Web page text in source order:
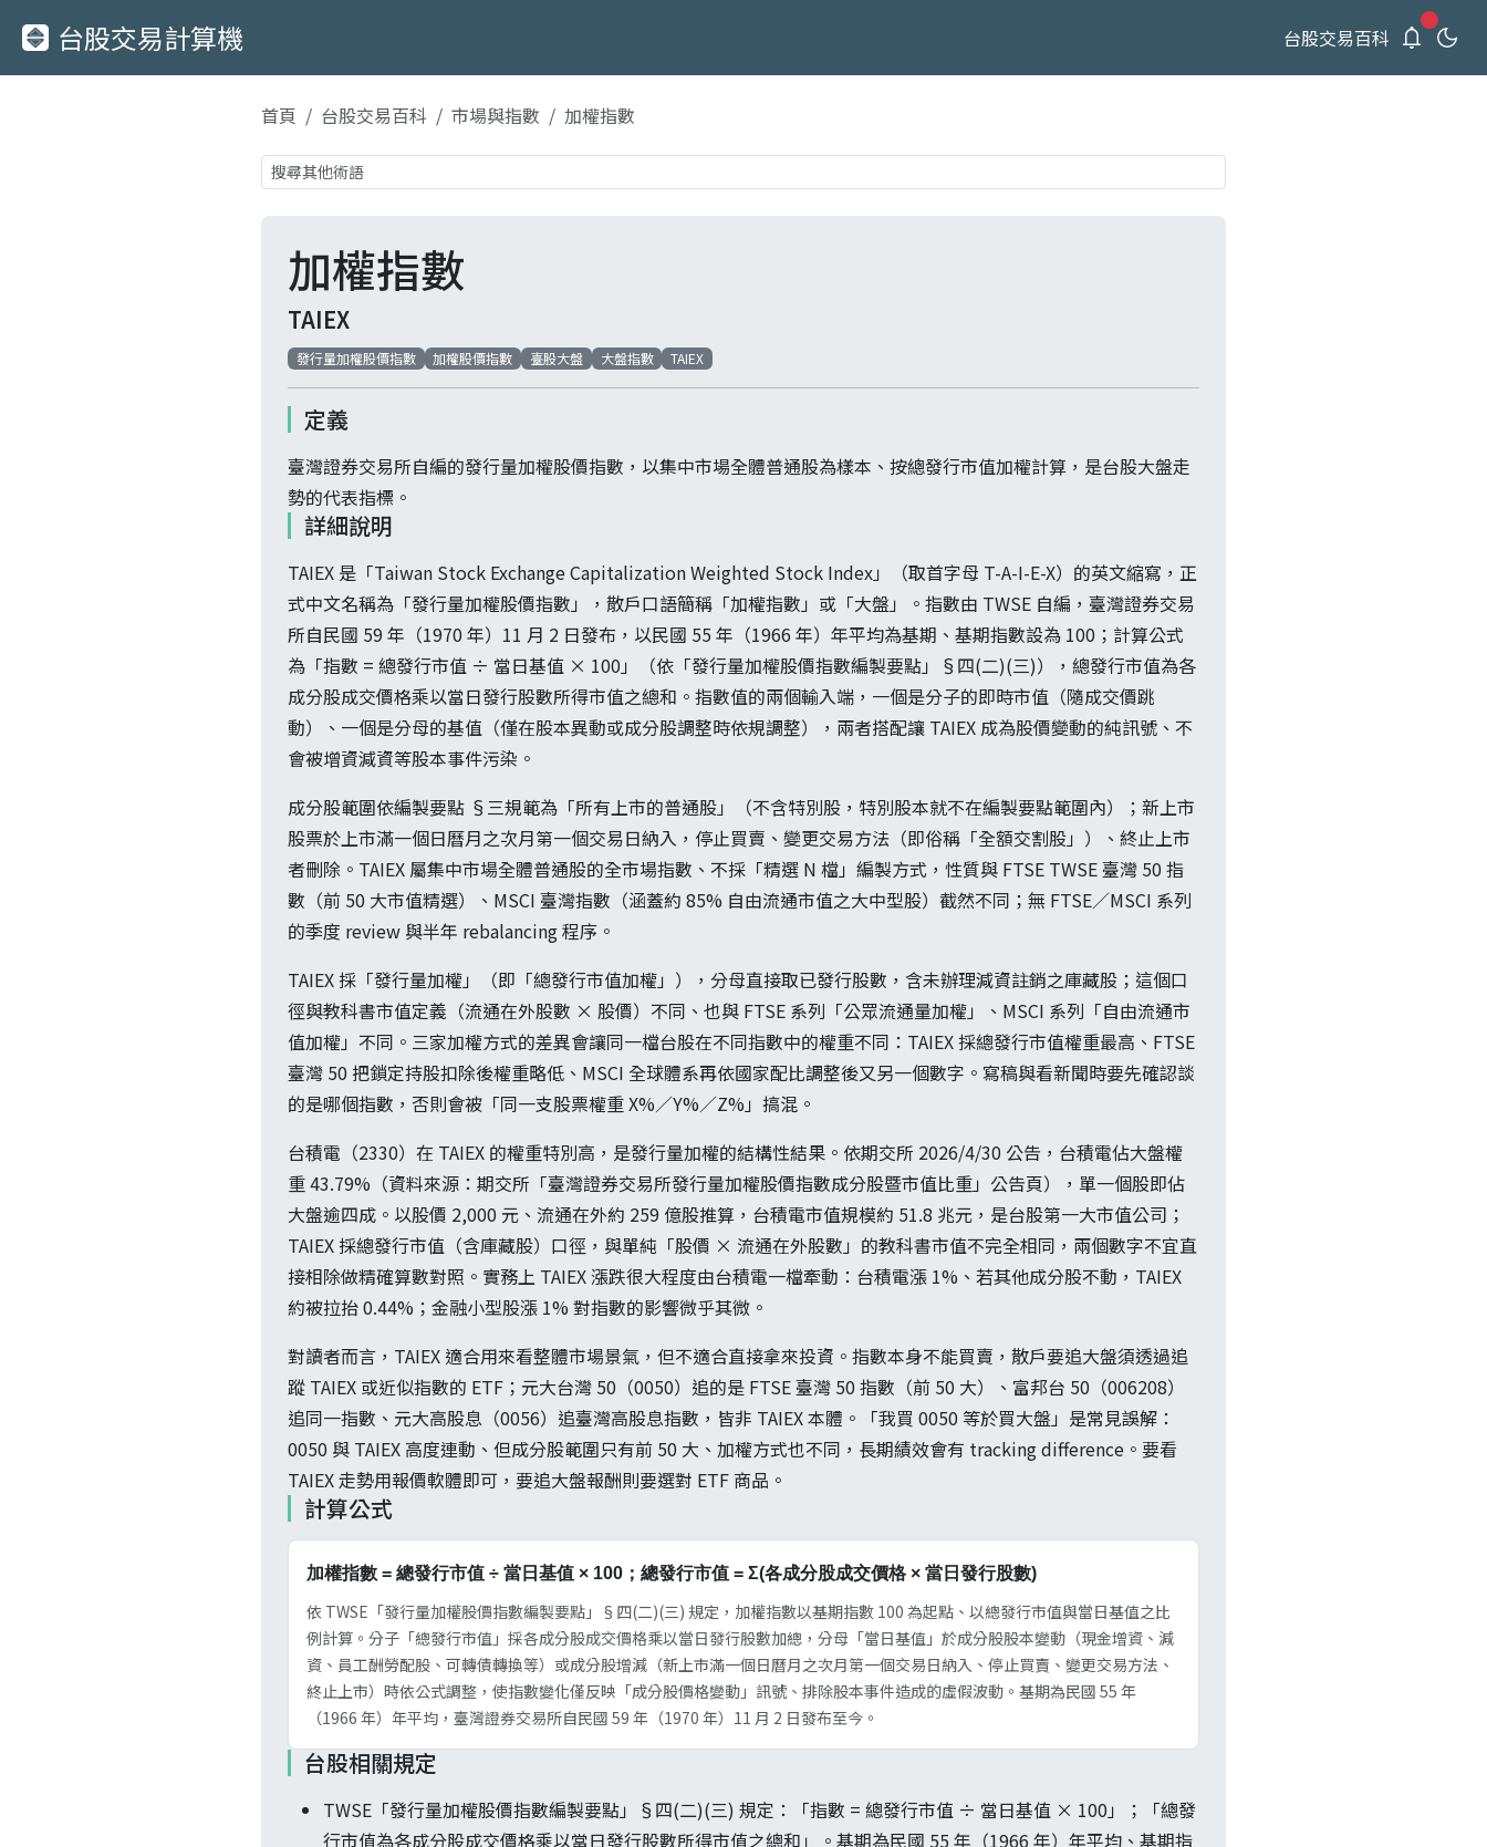
台股交易計算機 台股交易百科 新通知
首頁 台股交易百科 市場與指數 加權指數
加權指數
TAIEX
發行量加權股價指數 加權股價指數 臺股大盤 大盤指數 TAIEX
定義
臺灣證券交易所自編的發行量加權股價指數，以集中市場全體普通股為樣本、按總發行市值加權計算，是台股大盤走
勢的代表指標。
詳細說明
TAIEX 是「Taiwan Stock Exchange Capitalization Weighted Stock Index」（取首字母 T-A-I-E-X）的英文縮寫，正
式中文名稱為「發行量加權股價指數」，散戶口語簡稱「加權指數」或「大盤」。指數由 TWSE 自編，臺灣證券交易
所自民國 59 年（1970 年）11 月 2 日發布，以民國 55 年（1966 年）年平均為基期、基期指數設為 100；計算公式
為「指數 = 總發行市值 ÷ 當日基值 × 100」（依「發行量加權股價指數編製要點」§四(二)(三)），總發行市值為各
成分股成交價格乘以當日發行股數所得市值之總和。指數值的兩個輸入端，一個是分子的即時市值（隨成交價跳
動）、一個是分母的基值（僅在股本異動或成分股調整時依規調整），兩者搭配讓 TAIEX 成為股價變動的純訊號、不
會被增資減資等股本事件污染。
成分股範圍依編製要點 §三規範為「所有上市的普通股」（不含特別股，特別股本就不在編製要點範圍內）；新上市
股票於上市滿一個日曆月之次月第一個交易日納入，停止買賣、變更交易方法（即俗稱「全額交割股」）、終止上市
者刪除。TAIEX 屬集中市場全體普通股的全市場指數、不採「精選 N 檔」編製方式，性質與 FTSE TWSE 臺灣 50 指
數（前 50 大市值精選）、MSCI 臺灣指數（涵蓋約 85% 自由流通市值之大中型股）截然不同；無 FTSE／MSCI 系列
的季度 review 與半年 rebalancing 程序。
TAIEX 採「發行量加權」（即「總發行市值加權」），分母直接取已發行股數，含未辦理減資註銷之庫藏股；這個口
徑與教科書市值定義（流通在外股數 × 股價）不同、也與 FTSE 系列「公眾流通量加權」、MSCI 系列「自由流通市
值加權」不同。三家加權方式的差異會讓同一檔台股在不同指數中的權重不同：TAIEX 採總發行市值權重最高、FTSE
臺灣 50 把鎖定持股扣除後權重略低、MSCI 全球體系再依國家配比調整後又另一個數字。寫稿與看新聞時要先確認談
的是哪個指數，否則會被「同一支股票權重 X%／Y%／Z%」搞混。
台積電（2330）在 TAIEX 的權重特別高，是發行量加權的結構性結果。依期交所 2026/4/30 公告，台積電佔大盤權
重 43.79%（資料來源：期交所「臺灣證券交易所發行量加權股價指數成分股暨市值比重」公告頁），單一個股即佔
大盤逾四成。以股價 2,000 元、流通在外約 259 億股推算，台積電市值規模約 51.8 兆元，是台股第一大市值公司；
TAIEX 採總發行市值（含庫藏股）口徑，與單純「股價 × 流通在外股數」的教科書市值不完全相同，兩個數字不宜直
接相除做精確算數對照。實務上 TAIEX 漲跌很大程度由台積電一檔牽動：台積電漲 1%、若其他成分股不動，TAIEX
約被拉抬 0.44%；金融小型股漲 1% 對指數的影響微乎其微。
對讀者而言，TAIEX 適合用來看整體市場景氣，但不適合直接拿來投資。指數本身不能買賣，散戶要追大盤須透過追
蹤 TAIEX 或近似指數的 ETF；元大台灣 50（0050）追的是 FTSE 臺灣 50 指數（前 50 大）、富邦台 50（006208）
追同一指數、元大高股息（0056）追臺灣高股息指數，皆非 TAIEX 本體。「我買 0050 等於買大盤」是常見誤解：
0050 與 TAIEX 高度連動、但成分股範圍只有前 50 大、加權方式也不同，長期績效會有 tracking difference。要看
TAIEX 走勢用報價軟體即可，要追大盤報酬則要選對 ETF 商品。
計算公式
加權指數 = 總發行市值 ÷ 當日基值 × 100；總發行市值 = Σ(各成分股成交價格 × 當日發行股數)
依 TWSE「發行量加權股價指數編製要點」§四(二)(三) 規定，加權指數以基期指數 100 為起點、以總發行市值與當日基值之比
例計算。分子「總發行市值」採各成分股成交價格乘以當日發行股數加總，分母「當日基值」於成分股股本變動（現金增資、減
資、員工酬勞配股、可轉債轉換等）或成分股增減（新上市滿一個日曆月之次月第一個交易日納入、停止買賣、變更交易方法、
終止上市）時依公式調整，使指數變化僅反映「成分股價格變動」訊號、排除股本事件造成的虛假波動。基期為民國 55 年
（1966 年）年平均，臺灣證券交易所自民國 59 年（1970 年）11 月 2 日發布至今。
台股相關規定
TWSE「發行量加權股價指數編製要點」§四(二)(三) 規定：「指數 = 總發行市值 ÷ 當日基值 × 100」；「總發
行市值為各成分股成交價格乘以當日發行股數所得市值之總和」。基期為民國 55 年（1966 年）年平均、基期指